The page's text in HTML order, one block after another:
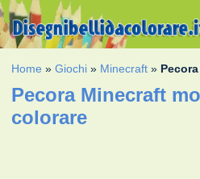
Home »Giochi » Minecraft »
Pecora Minecraft
colorare